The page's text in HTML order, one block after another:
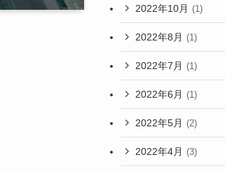
2022年10月 (1)
2022年8月 (1)
2022年7月 (1)
2022年6月 (1)
2022年5月 (2)
2022年4月 (3)